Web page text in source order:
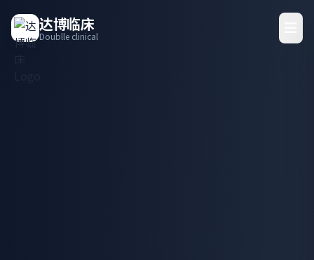
达博临床
Doublle clinical